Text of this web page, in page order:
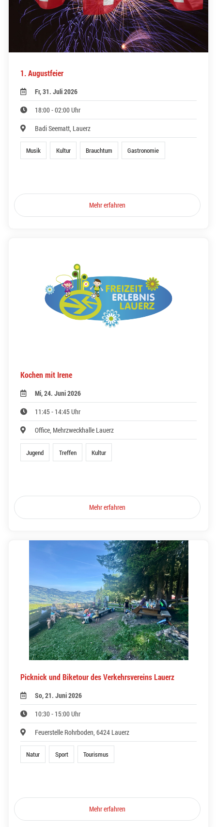
1. Augustfeier
Fr, 31. Juli 2026
18:00 - 02:00 Uhr
Badi Seematt, Lauerz
Musik Kultur Brauchtum Gastronomie
Mehr erfahren
Kochen mit Irene
Mi, 24. Juni 2026
11:45 - 14:45 Uhr
Office, Mehrzweckhalle Lauerz
Jugend Treffen Kultur
Mehr erfahren
Picknick und Biketour des Verkehrsvereins Lauerz
So, 21. Juni 2026
10:30 - 15:00 Uhr
Feuerstelle Rohrboden, 6424 Lauerz
Natur Sport Tourismus
Mehr erfahren